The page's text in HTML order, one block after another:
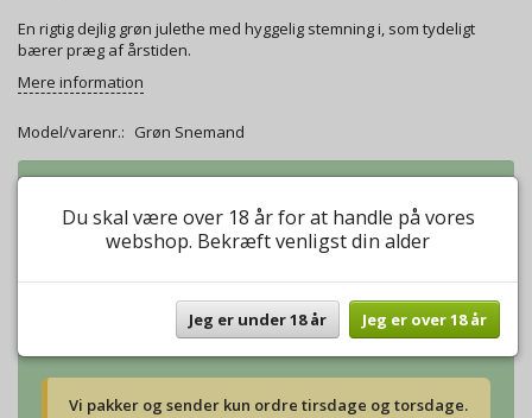
En rigtig dejlig grøn julethe med hyggelig stemning i, som tydeligt
bærer præg af årstiden.
Mere information
Model/varenr.: Grøn Snemand
Vægt:100g
45,00 DKK
250g
112,00 DKK
Vægt:500g
224,00 DKK
448,00 DKK
Vi pakker og sender kun ordre tirsdage og torsdage.
Du skal være over 18 år for at handle på vores
webshop. Bekræft venligst din alder
Jeg er under 18 år Jeg er over 18 år